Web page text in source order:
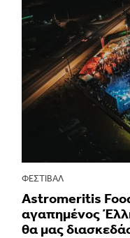
ΦΕΣΤΙΒΑΛ
Astromeritis
αγαπημένος
θα μας